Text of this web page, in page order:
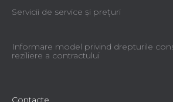
Servicii de service şi preţuri
Informare model privind drepturile
reziliere a contractului
Contacte